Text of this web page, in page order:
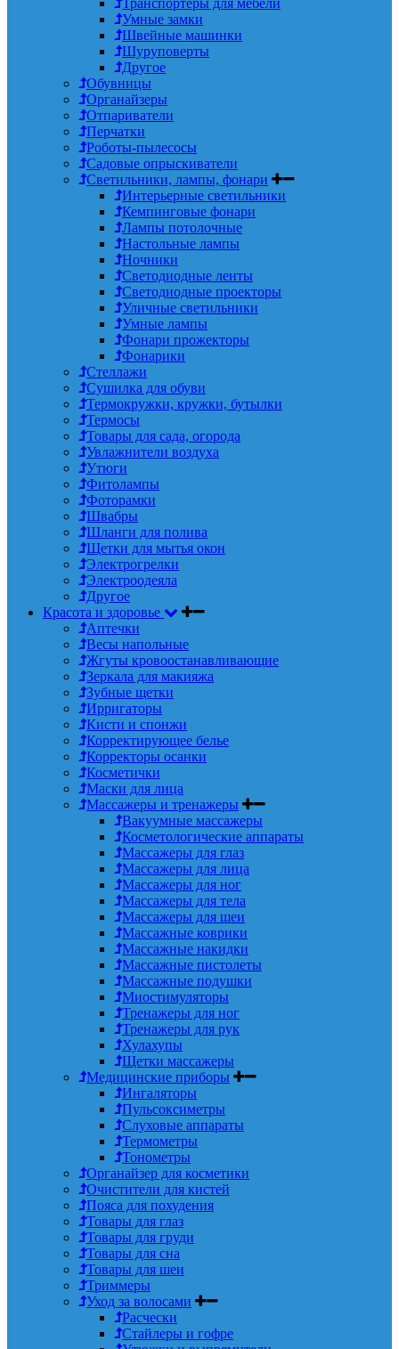
Умные замки
Швейные машинки
Шуруповерты
Другое
Обувницы
Органайзеры
Отпариватели
Перчатки
Роботы-пылесосы
Садовые опрыскиватели
Светильники, лампы, фонари
Интерьерные светильники
Кемпинговые фонари
Лампы потолочные
Настольные лампы
Ночники
Светодиодные ленты
Светодиодные проекторы
Уличные светильники
Умные лампы
Фонари прожекторы
Фонарики
Стеллажи
Сушилка для обуви
Термокружки, кружки, бутылки
Термосы
Товары для сада, огорода
Увлажнители воздуха
Утюги
Фитолампы
Фоторамки
Швабры
Шланги для полива
Щетки для мытья окон
Электрогрелки
Электроодеяла
Другое
Красота и здоровье
Аптечки
Весы напольные
Жгуты кровоостанавливающие
Зеркала для макияжа
Зубные щетки
Ирригаторы
Кисти и спонжи
Корректирующее белье
Корректоры осанки
Косметички
Маски для лица
Массажеры и тренажеры
Вакуумные массажеры
Косметологические аппараты
Массажеры для глаз
Массажеры для лица
Массажеры для ног
Массажеры для тела
Массажеры для шеи
Массажные коврики
Массажные накидки
Массажные пистолеты
Массажные подушки
Миостимуляторы
Тренажеры для ног
Тренажеры для рук
Хулахупы
Щетки массажеры
Медицинские приборы
Ингаляторы
Пульсоксиметры
Слуховые аппараты
Термометры
Тонометры
Органайзер для косметики
Очистители для кистей
Пояса для похудения
Товары для глаз
Товары для груди
Товары для сна
Товары для шеи
Триммеры
Уход за волосами
Расчески
Стайлеры и гофре